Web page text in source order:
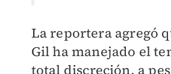
La reportera agregó
Gil ha manejado el
total discreción, a